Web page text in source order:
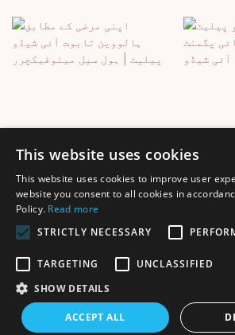
اپنی مرضی کے مطابق
ہالووین تابوت آئی شیڈو
پیلیٹ | ہول سیل
شیڈو
شیڈو
کاپی رائٹ © 2025 Shenzhen Thincen Technology Co., Ltd. -
www.thincen.com | سائٹ کا نقشہ
This website uses cookies
This website uses cookies to improve user
website you consent to all cookies in
Policy. Read more
STRICTLY NECESSARY
TARGETING
UNCLASSIFIED
SHOW DETAILS
ACCEPT ALL